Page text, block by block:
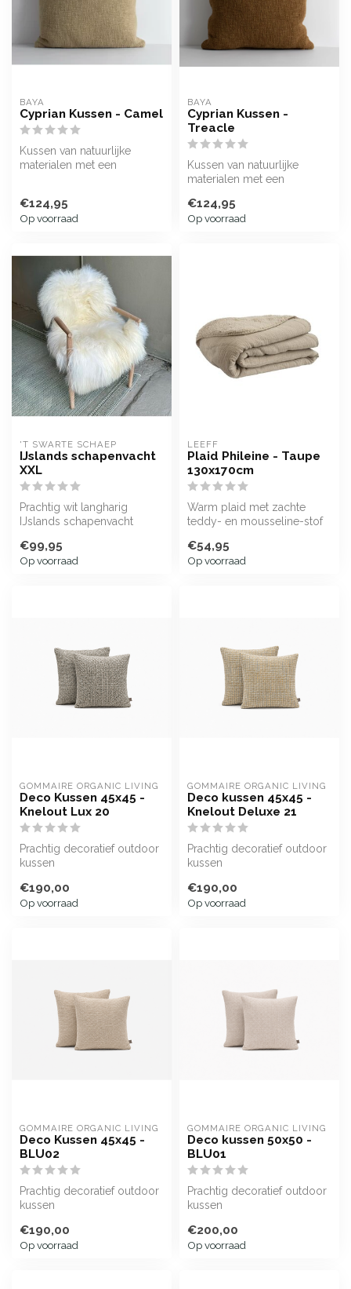
BAYA
Cyprian Kussen - Camel
Kussen van natuurlijke
materialen met een
€124,95
Op voorraad
BAYA
Cyprian Kussen -
Treacle
Kussen van natuurlijke
materialen met een
€124,95
Op voorraad
'T SWARTE SCHAEP
IJslands schapenvacht
XXL
Prachtig wit langharig
IJslands schapenvacht
€99,95
Op voorraad
LEEFF
Plaid Phileine - Taupe
130x170cm
Warm plaid met zachte
teddy- en mousseline-stof
€54,95
Op voorraad
GOMMAIRE ORGANIC LIVING
Deco Kussen 45x45 -
Knelout Lux 20
Prachtig decoratief outdoor
kussen
€190,00
Op voorraad
GOMMAIRE ORGANIC LIVING
Deco kussen 45x45 -
Knelout Deluxe 21
Prachtig decoratief outdoor
kussen
€190,00
Op voorraad
GOMMAIRE ORGANIC LIVING
Deco Kussen 45x45 -
BLU02
Prachtig decoratief outdoor
kussen
€190,00
Op voorraad
GOMMAIRE ORGANIC LIVING
Deco kussen 50x50 -
BLU01
Prachtig decoratief outdoor
kussen
€200,00
Op voorraad